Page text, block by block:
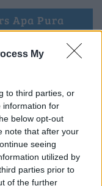
My
to third parties, or
information for
below opt-out
note that after your
seeing
utilized by
parties prior to
of the further
Apa Pura
care a